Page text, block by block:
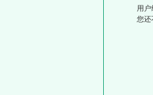
用
您还